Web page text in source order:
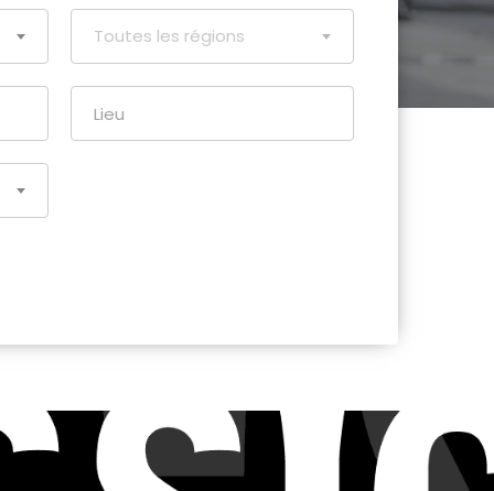
Toutes les régions